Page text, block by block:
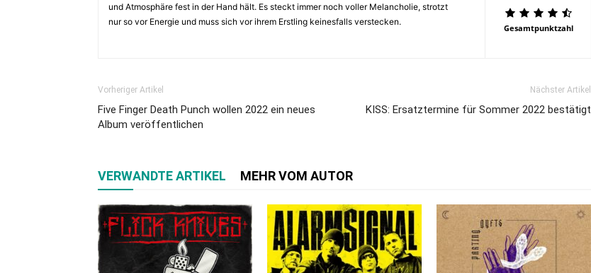
und Atmosphäre fest in der Hand hält. Es steckt immer noch voller Melancholie, strotzt
nur so vor Energie und muss sich vor ihrem Erstling keinesfalls verstecken.
Gesamtpunktzahl
Vorheriger Artikel
Five Finger Death Punch wollen 2022 ein neues
Album veröffentlichen
Nächster Artikel
KISS: Ersatztermine für Sommer 2022 bestätigt
VERWANDTE ARTIKEL MEHR VOM AUTOR